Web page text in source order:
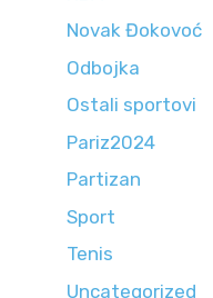
Novak Đokovoć
Odbojka
Ostali sportovi
Pariz2024
Partizan
Sport
Tenis
Uncategorized